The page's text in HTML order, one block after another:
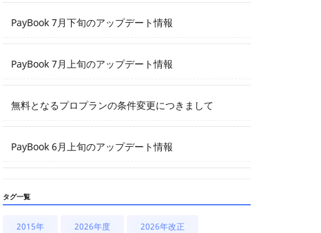
PayBook 7月下旬のアップデート情報
PayBook 7月上旬のアップデート情報
無料となるプロプランの条件変更につきまして
PayBook 6月上旬のアップデート情報
タグ一覧
2015年 2026年度 2026年改正